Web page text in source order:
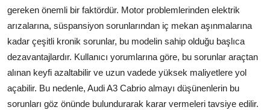
gereken önemli bir faktördür. Motor problemlerinden elektrik
arızalarına, süspansiyon sorunlarından iç mekan aşınmalarına
kadar çeşitli kronik sorunlar, bu modelin sahip olduğu başlıca
dezavantajlardır. Kullanıcı yorumlarına göre, bu sorunlar araçtan
alınan keyfi azaltabilir ve uzun vadede yüksek maliyetlere yol
açabilir. Bu nedenle, Audi A3 Cabrio almayı düşünenlerin bu
sorunları göz önünde bulundurarak karar vermeleri tavsiye edilir.